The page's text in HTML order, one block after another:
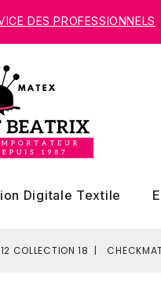
DES PROFESSIONNELS
Digitale Textile
12 COLLECTION 18